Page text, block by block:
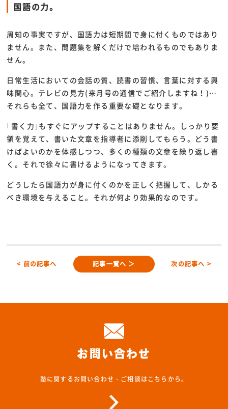
国語の力。
周知の事実ですが、国語力は短期間で身に付くものではあり
ません。また、問題集を解くだけで培われるものでもありま
せん。
日常生活においての会話の質、読書の習慣、言葉に対する興
味関心。テレビの見方(来月号の通信でご紹介しますね！)…
それらも全て、国語力を作る重要な礎となります。
｢書く力｣もすぐにアップすることはありません。しっかり要
領を覚えて、書いた文章を指導者に添削してもらう。どう書
けばよいのかを体感しつつ、多くの種類の文章を繰り返し書
く。それで徐々に書けるようになってきます。
どうしたら国語力が身に付くのかを正しく把握して、しかる
べき環境を与えること。それが何より効果的なのです。
< 前の記事へ 記事一覧へ ＞ 次の記事へ >
お問い合わせ
塾に関するお問い合わせ・ご相談はこちらから。